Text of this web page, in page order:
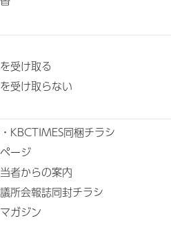
受け取る
受け取らない
KBCTIMES同梱チラシ
ージ
者からの案内
所会報誌同封チラシ
ガジン